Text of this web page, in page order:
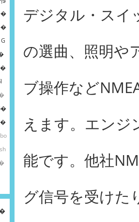
bo
デジタル・ス
の選曲、照明や
ブ操作など
えます。エンジ
能です。他社
グ信号を受け